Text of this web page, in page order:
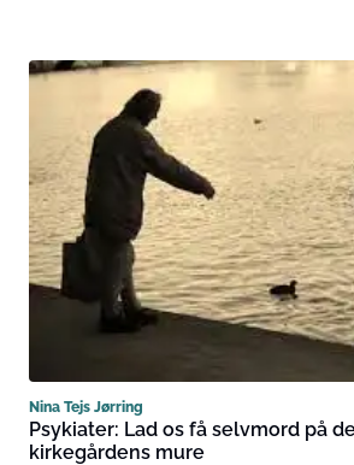
Nina Tejs Jørring
Psykiater: Lad os få selvmord på
kirkegårdens mure